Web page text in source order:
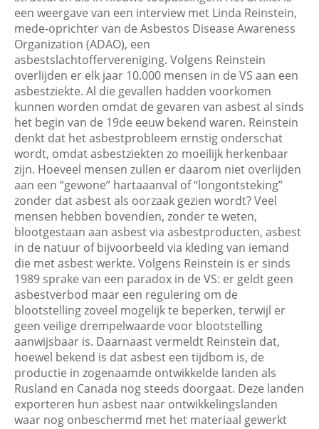
een weergave van een interview met Linda Reinstein,
mede-oprichter van de Asbestos Disease Awareness
Organization (ADAO), een
asbestslachtoffervereniging. Volgens Reinstein
overlijden er elk jaar 10.000 mensen in de VS aan een
asbestziekte. Al die gevallen hadden voorkomen
kunnen worden omdat de gevaren van asbest al sinds
het begin van de 19de eeuw bekend waren. Reinstein
denkt dat het asbestprobleem ernstig onderschat
wordt, omdat asbestziekten zo moeilijk herkenbaar
zijn. Hoeveel mensen zullen er daarom niet overlijden
aan een “gewone” hartaaanval of “longontsteking”
zonder dat asbest als oorzaak gezien wordt? Veel
mensen hebben bovendien, zonder te weten,
blootgestaan aan asbest via asbestproducten, asbest
in de natuur of bijvoorbeeld via kleding van iemand
die met asbest werkte. Volgens Reinstein is er sinds
1989 sprake van een paradox in de VS: er geldt geen
asbestverbod maar een regulering om de
blootstelling zoveel mogelijk te beperken, terwijl er
geen veilige drempelwaarde voor blootstelling
aanwijsbaar is. Daarnaast vermeldt Reinstein dat,
hoewel bekend is dat asbest een tijdbom is, de
productie in zogenaamde ontwikkelde landen als
Rusland en Canada nog steeds doorgaat. Deze landen
exporteren hun asbest naar ontwikkelingslanden
waar nog onbeschermd met het materiaal gewerkt